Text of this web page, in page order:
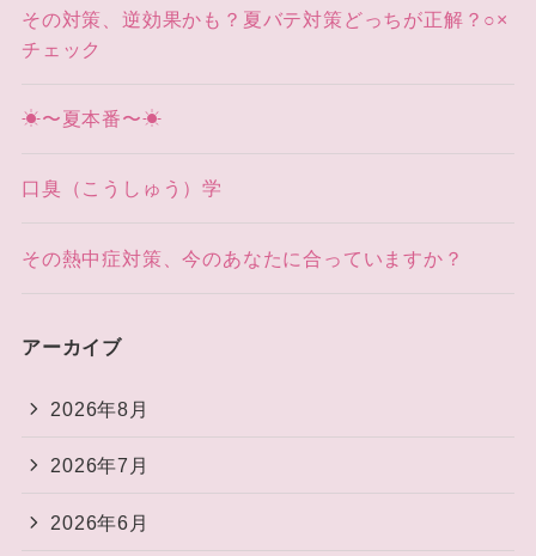
その対策、逆効果かも？夏バテ対策どっちが正解？○×
チェック
☀〜夏本番〜☀
口臭（こうしゅう）学
その熱中症対策、今のあなたに合っていますか？
アーカイブ
2026年8月
2026年7月
2026年6月